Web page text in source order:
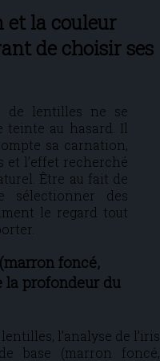
et la couleur
de choisir ses
de lentilles ne se
teinte au hasard. Il
sa carnation,
et l’effet recherché
Être au fait de
sélectionner des
le regard tout
foncé,
la profondeur du
l’analyse de l’iris
base (marron foncé,